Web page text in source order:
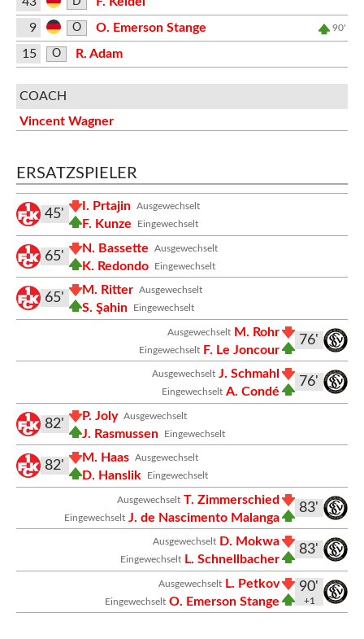
9
O O. Emerson Stange 90'
15 O R. Adam
COACH
Vincent Wagner
ERSATZSPIELER
Ausgewechselt
I. Prtajin
Eingewechselt
F. Kunze
45'
Ausgewechselt
N. Bassette
Eingewechselt
K. Redondo
65'
Ausgewechselt
M. Ritter
Eingewechselt
S. Şahin
65'
76'
Ausgewechselt M. Rohr
Eingewechselt F. Le Joncour
76'
Ausgewechselt J. Schmahl
Eingewechselt A. Condé
Ausgewechselt
P. Joly
Eingewechselt
J. Rasmussen
82'
Ausgewechselt
M. Haas
Eingewechselt
D. Hanslik
82'
83'
Ausgewechselt T. Zimmerschied
Eingewechselt J. de Nascimento Malanga
83'
Ausgewechselt D. Mokwa
Eingewechselt L. Schnellbacher
90'
+1
Ausgewechselt L. Petkov
Eingewechselt O. Emerson Stange